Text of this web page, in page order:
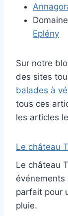
Eplény
Sur notre
des sites
balades à
tous ces
les articles
Le château
Le château
événements
parfait pour
pluie.